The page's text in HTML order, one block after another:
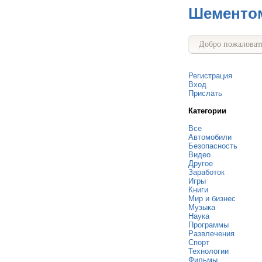
Добро
Регистрация
Вход
Прислать
Категории
Все
Автомобили
Безопасность
Видео
Другое
Заработок
Игры
Книги
Мир и бизнес
Музыка
Наука
Программы
Развлечения
Спорт
Технологии
Фильмы